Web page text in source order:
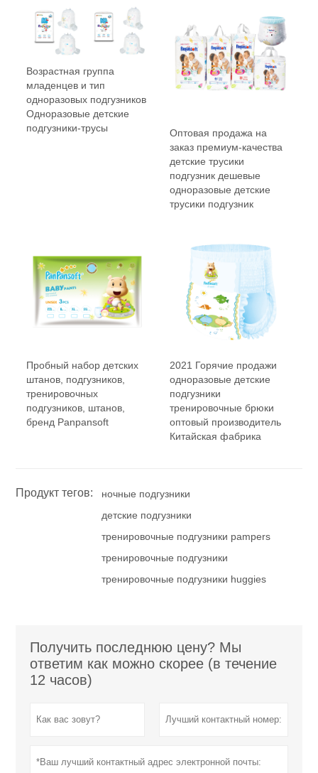
Возрастная группа
младенцев и тип
одноразовых подгузников
Одноразовые детские
подгузники-трусы
Оптовая продажа на
заказ премиум-качества
детские трусики
подгузник дешевые
одноразовые детские
трусики подгузник
Пробный набор детских
штанов, подгузников,
тренировочных
подгузников, штанов,
бренд Panpansoft
2021 Горячие продажи
одноразовые детские
подгузники
тренировочные брюки
оптовый производитель
Китайская фабрика
Продукт тегов:
ночные подгузники
детские подгузники
тренировочные подгузники pampers
тренировочные подгузники
тренировочные подгузники huggies
Получить последнюю цену? Мы
ответим как можно скорее (в течение
12 часов)